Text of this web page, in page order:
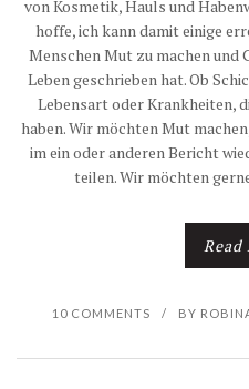
von Kosmetik, Hauls und
hoffe, ich kann damit einige
Menschen Mut zu machen und
Leben geschrieben hat. Ob
Lebensart oder Krankheiten,
haben. Wir möchten Mut
im ein oder anderen Bericht
teilen. Wir möchten
Read
10 COMMENTS / BY